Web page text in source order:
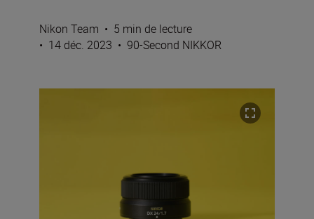
Nikon Team • 5 min de lecture
• 14 déc. 2023 • 90-Second NIKKOR